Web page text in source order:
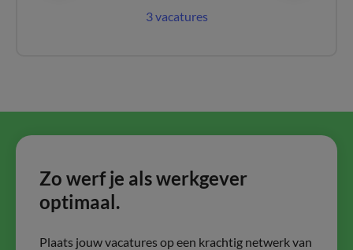
3 vacatures
Zo werf je als werkgever
optimaal.
Plaats jouw vacatures op een krachtig netwerk van